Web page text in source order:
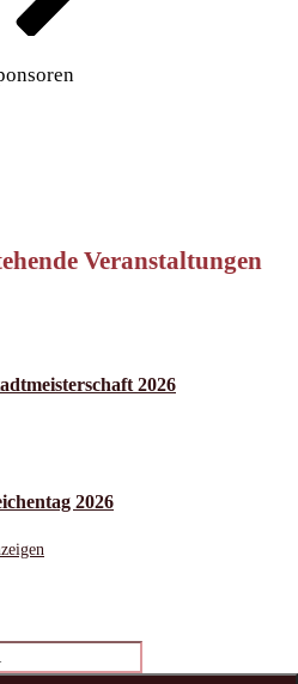
Veranstaltungen
2026
2026